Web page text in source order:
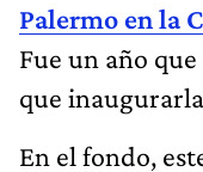
Palermo en la
Fue un año
que
En el fondo,